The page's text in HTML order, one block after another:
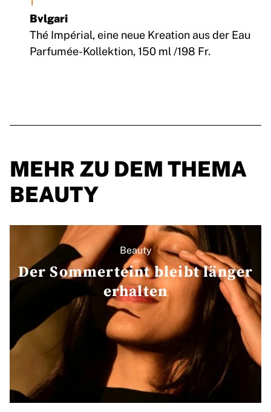
Bvlgari
Thé Impérial, eine neue Kreation aus der Eau
Parfumée-Kollektion, 150 ml /198 Fr.
MEHR ZU DEM THEMA
BEAUTY
Beauty
Der Sommerteint bleibt länger
erhalten